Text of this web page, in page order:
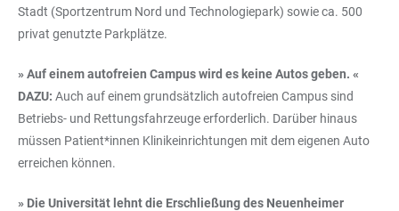
Stadt (Sportzentrum Nord und Technologiepark) sowie ca. 500
privat genutzte Parkplätze.
» Auf einem autofreien Campus wird es keine Autos geben. «
DAZU: Auch auf einem grundsätzlich autofreien Campus sind
Betriebs- und Rettungsfahrzeuge erforderlich. Darüber hinaus
müssen Patient*innen Klinikeinrichtungen mit dem eigenen Auto
erreichen können.
» Die Universität lehnt die Erschließung des Neuenheimer